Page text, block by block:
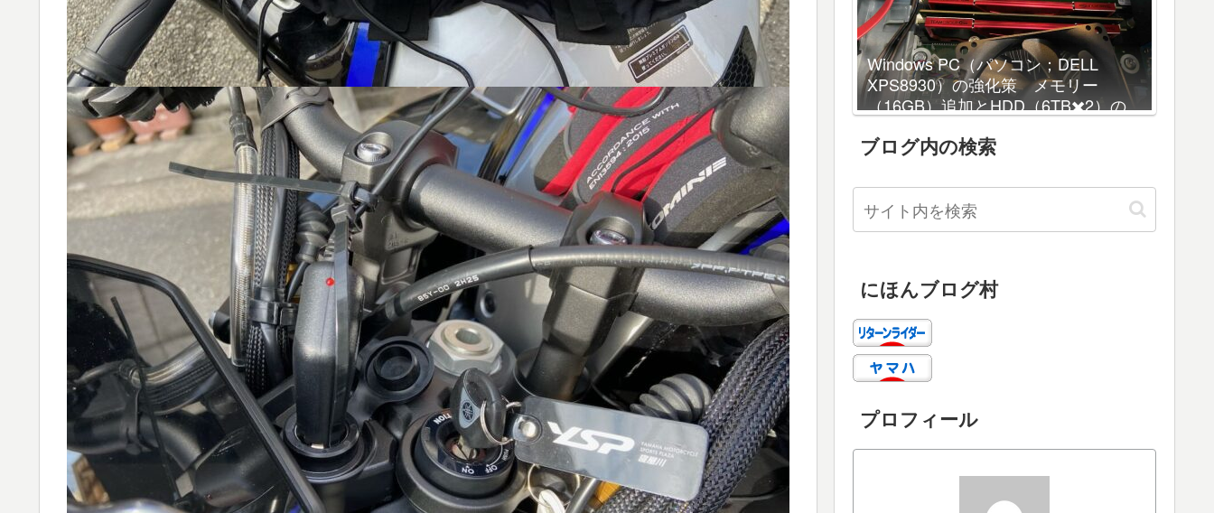
Windows PC（パソコン；DELL
XPS8930）の強化策 メモリー
（16GB）追加とHDD（6TB✖️2）の
ブログ内の検索
にほんブログ村
プロフィール